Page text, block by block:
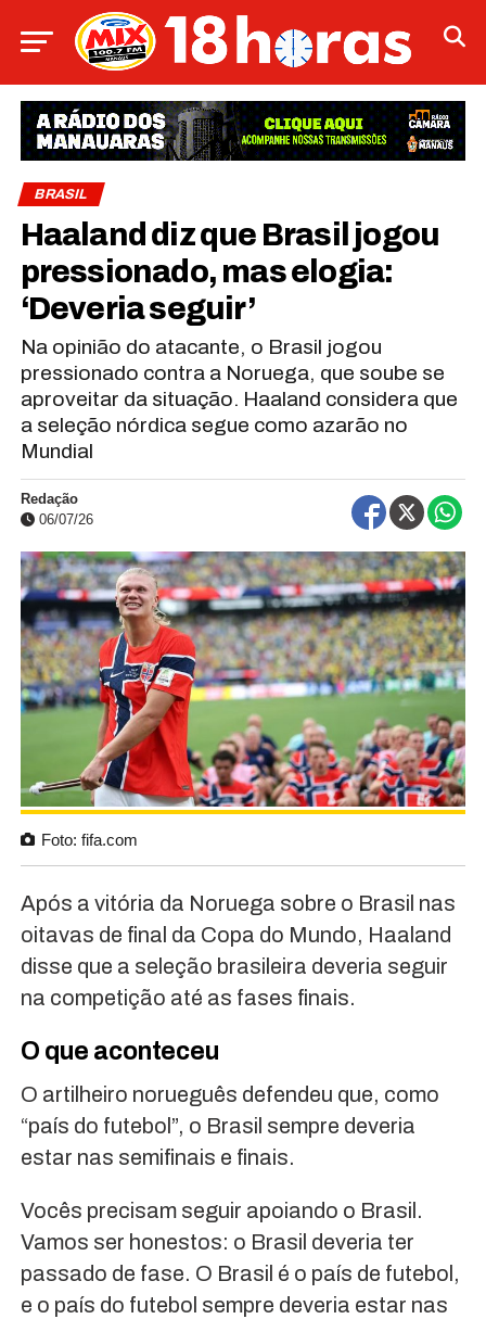
BRASIL
Haaland diz que Brasil jogou
pressionado, mas elogia:
‘Deveria seguir’
Na opinião do atacante, o Brasil jogou
pressionado contra a Noruega, que soube se
aproveitar da situação. Haaland considera que
a seleção nórdica segue como azarão no
Mundial
Redação
06/07/26
Foto: fifa.com
Após a vitória da Noruega sobre o Brasil nas
oitavas de final da Copa do Mundo, Haaland
disse que a seleção brasileira deveria seguir
na competição até as fases finais.
O que aconteceu
O artilheiro norueguês defendeu que, como
“país do futebol”, o Brasil sempre deveria
estar nas semifinais e finais.
Vocês precisam seguir apoiando o Brasil.
Vamos ser honestos: o Brasil deveria ter
passado de fase. O Brasil é o país de futebol,
e o país do futebol sempre deveria estar nas